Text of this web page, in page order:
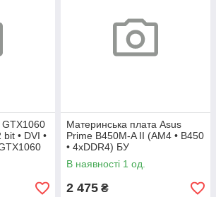
GTX1060
bit • DVI •
Материнська плата Asus
Prime B450M-A II (AM4 • B450
• 4xDDR4) БУ
В наявності 1 од.
2 475 ₴